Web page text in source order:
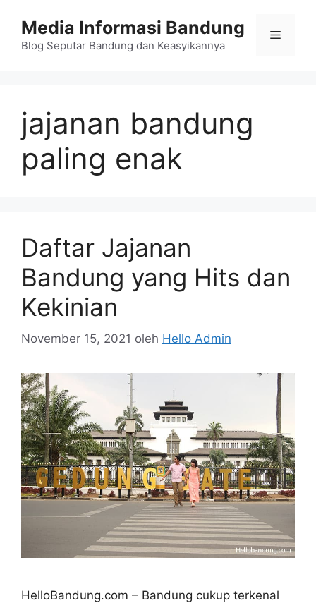
Media Informasi Bandung
Blog Seputar Bandung dan Keasyikannya
Menu
jajanan bandung
paling enak
Daftar Jajanan
Bandung yang Hits dan
Kekinian
November 15, 2021 oleh Hello Admin
HelloBandung.com – Bandung cukup terkenal